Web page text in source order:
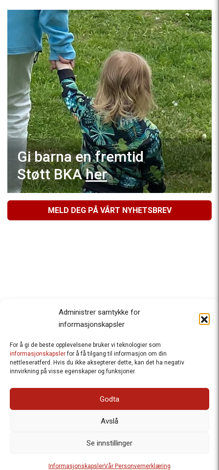
Administrer samtykke for
informasjonskapsler
For å gi de beste opplevelsene bruker vi teknologier som
informasjonskapslerfor å få tilgang til informasjon om din
nettleseratferd. Hvis du ikke aksepterer dette, kan det ha negativ
innvirkning på visse egenskaper og funksjoner.
Godta
Avslå
Se innstillinger
InformasjonskapslerVår Personvernerklæring
Gi barna en fremtid
Støtt BKAher
MELD DEG PÅ VÅRT NYHETSBREV
Besteforeldrenes klimaaksjon
Ansvarlig redaktør
: Halfdan Wiik |
: Postboks 1231 Vika, 0110 Oslo.
Organisasjonsnummer